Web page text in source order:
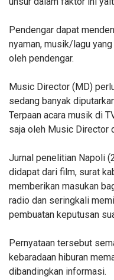
Pendengar dapat
nyaman, musik/lagu
oleh pendengar.
Music Director (MD)
sedang banyak
Terpaan acara musik di
saja oleh Music Director
Jurnal penelitian Napoli
didapat dari film, surat
memberikan masukan
radio dan seringkali
pembuatan keputusan
Pernyataan tersebut
kebaradaan hiburan
dibandingkan informasi.